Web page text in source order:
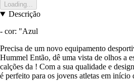
Loading...
Descrição
- cor: "Azul
Precisa de um novo equipamento
Hummel Então, dê uma vista de olhos a
calções da ! Com a sua qualidade e
é perfeito para os jovens atletas em início